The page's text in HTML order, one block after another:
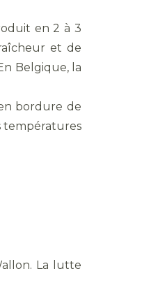
en 2 à 3
et de
Belgique, la
bordure de
températures
La lutte